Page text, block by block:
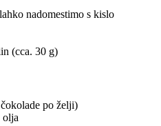
nadomestimo s kislo
(cca. 30 g)
po želji)
olja